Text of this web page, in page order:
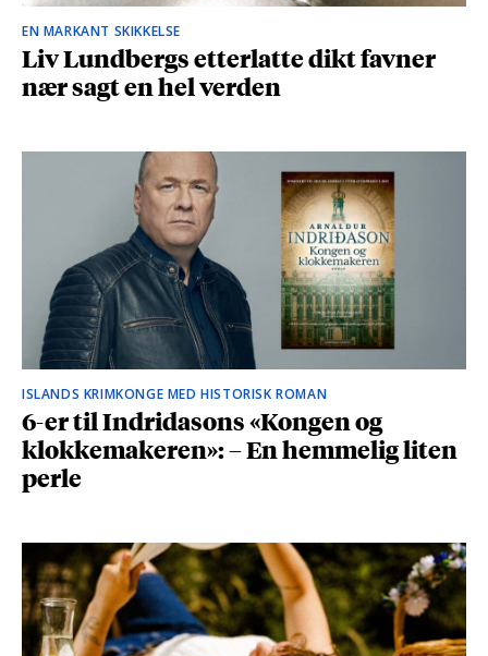
EN MARKANT SKIKKELSE
Liv Lundbergs etterlatte dikt favner
nær sagt en hel verden
ISLANDS KRIMKONGE MED HISTORISK ROMAN
6-er til Indridasons «Kongen og
klokkemakeren»: – En hemmelig liten
perle